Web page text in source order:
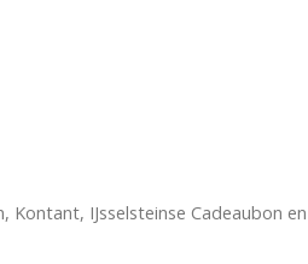
Kontant, IJsselsteinse Cadeaubon en